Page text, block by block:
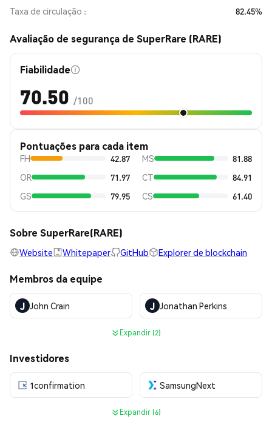
Taxa de circulação
82.45%
Avaliação de segurança de SuperRare (RARE)
Fiabilidade
70.50 /100
Pontuações para cada item
FH 42.87 MS
81.88
OR
71.97 CT
84.91
GS
79.95 CS 61.40
Sobre SuperRare(RARE)
Website Whitepaper GitHub Explorer de blockchain
Membros da equipe
J John Crain J Jonathan Perkins
Expandir (2)
Investidores
1confirmation SamsungNext
Expandir (6)